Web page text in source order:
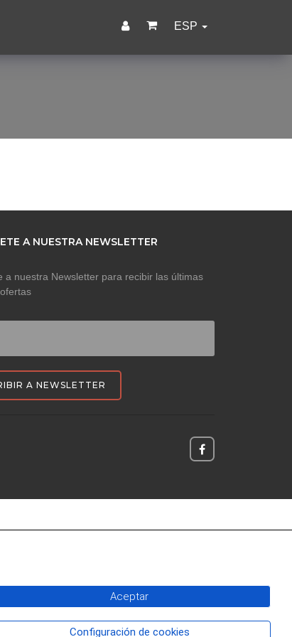
ESP
A NUESTRA NEWSLETTER
a nuestra Newsletter para recibir las últimas
A NEWSLETTER
Aceptar
Configuración de cookies